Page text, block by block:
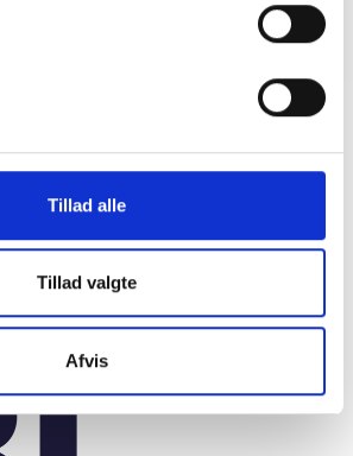
Tillad alle
Tillad valgte
Afvis